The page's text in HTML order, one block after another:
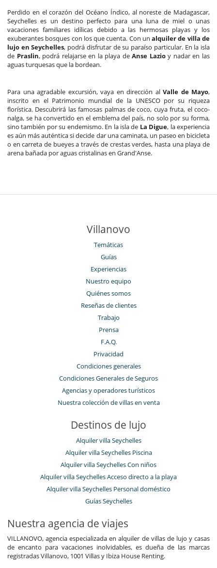
Perdido en el corazón del Océano Índico, al noreste de Madagascar,
Seychelles es un destino perfecto para una luna de miel o unas
vacaciones familiares idílicas debido a las hermosas playas y los
exuberantes bosques con los que cuenta. Con unalquiler de villa de
lujo en Seychelles, podrá disfrutar de su paraíso particular. En la isla
de Praslin, podrá relajarse en la playa deAnse Lazioy nadar en las
aguas turquesas que la bordean.
Para una agradable excursión, vaya en dirección al Valle de Mayo,
inscrito en el Patrimonio mundial de la UNESCO por su riqueza
florística. Descubrirá las famosas palmas de coco, cuya fruta, el coco-
nalga, se ha convertido en el emblema del país, no solo por su forma,
sino también por su endemismo. En la isla de La Digue, la experiencia
es aún más auténtica si decide dar una caminata, un paseo en bicicleta
o en carreta de bueyes a través de crestas verdes, hasta una playa de
arena bañada por aguas cristalinas en Grand'Anse.
Villanovo
Temáticas
Guías
Experiencias
Nuestro equipo
Quiénes somos
Reseñas de clientes
Trabajo
Prensa
F.A.Q.
Privacidad
Condiciones generales
Condiciones Generales de Seguros
Agencias y operadores turísticos
Nuestra colección de villas en venta
Destinos de lujo
Alquiler villa Seychelles
Alquiler villa Seychelles Piscina
Alquiler villa Seychelles Con niños
Alquiler villa Seychelles Acceso directo a la playa
Alquiler villa Seychelles Personal doméstico
Guías Seychelles
Nuestra agencia de viajes
VILLANOVO, agencia especializada en alquiler de villas de lujo y casas
de encanto para vacaciones inolvidables, es dueña de las marcas
registradas Villanovo, 1001 Villas y Ibiza House Renting.